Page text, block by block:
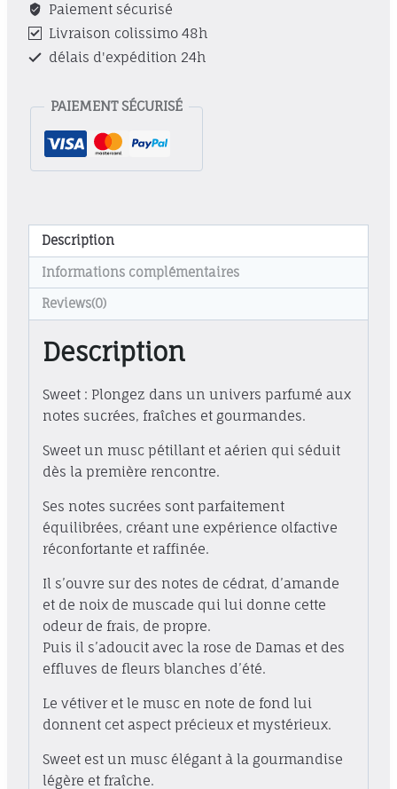
Paiement sécurisé
Livraison colissimo 48h
délais d'expédition 24h
PAIEMENT SÉCURISÉ
Description
Informations complémentaires
Reviews(0)
Description
Sweet : Plongez dans un univers parfumé aux
notes sucrées, fraîches et gourmandes.
Sweet un musc pétillant et aérien qui séduit
dès la première rencontre.
Ses notes sucrées sont parfaitement
équilibrées, créant une expérience olfactive
réconfortante et raffinée.
Il s’ouvre sur des notes de cédrat, d’amande
et de noix de muscade qui lui donne cette
odeur de frais, de propre.
Puis il s’adoucit avec la rose de Damas et des
effluves de fleurs blanches d’été.
Le vétiver et le musc en note de fond lui
donnent cet aspect précieux et mystérieux.
Sweet est un musc élégant à la gourmandise
légère et fraîche.